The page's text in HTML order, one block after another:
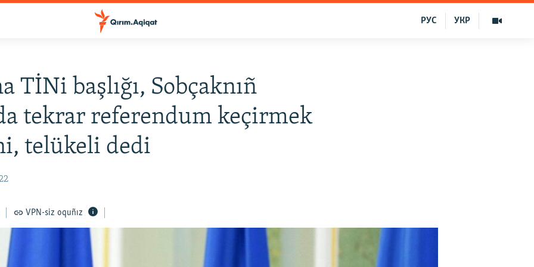
УКР
РУС
TİNi başlığı, Sobçaknıñ
tekrar referendum keçirmek
telükeli dedi
VPN-siz oquñız